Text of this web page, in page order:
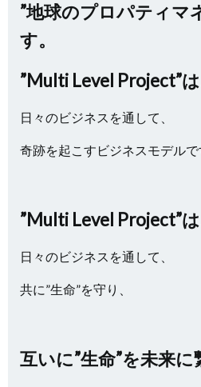
”地球のプロパティマ
す。
”Multi Level Project”は
日々のビジネスを通して、
奇跡を起こすビジネスモデルで
”Multi Level Project”は
日々のビジネスを通して、
共に”生命”を守り、
互いに”生命”を未来に